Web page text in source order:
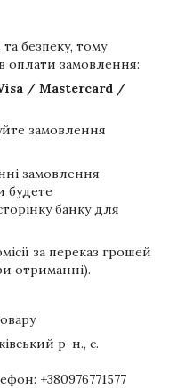
безпеку, тому
оплати замовлення:
/ Mastercard /
замовлення
замовлення
будете
банку для
за переказ грошей
отриманні).
р-н., с.
+380976771577